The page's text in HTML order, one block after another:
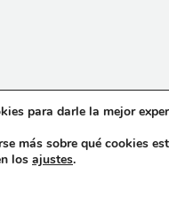
para darle la mejor
más sobre qué cookies
los ajustes.